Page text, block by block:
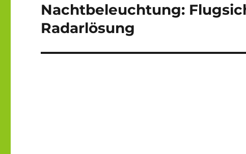
Nächster
Beitrag:
Nachtbeleuchtung:
Radarlösung